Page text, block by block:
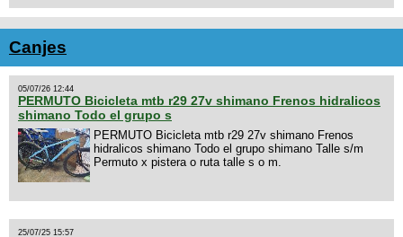
Canjes
05/07/26 12:44
PERMUTO Bicicleta mtb r29 27v shimano Frenos hidralicos
shimano Todo el grupo s
PERMUTO Bicicleta mtb r29 27v shimano Frenos
hidralicos shimano Todo el grupo shimano Talle s/m
Permuto x pistera o ruta talle s o m.
25/07/25 15:57